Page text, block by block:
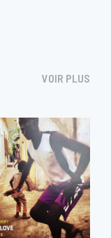
VOIR PLUS